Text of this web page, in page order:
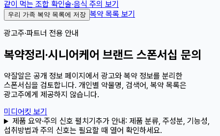
같이 먹는 조합 확인술·음식 주의 보기
우리 가족 복약 목록에 저장 복약 목록 보기
광고주·파트너 전용 안내
복약정리·시니어케어 브랜드 스폰서십 문의
약잘알은 공개 정보 페이지에서 광고와 복약 정보를 분리한
스폰서십을 검토합니다. 개인별 약물명, 검색어, 복약 목록은
광고주에게 제공하지 않습니다.
미디어킷 보기
제품 요약·주의 신호 펼치기 추가 안내: 제품 분류, 주성분, 기능성,
섭취방법과 주의 신호는 필요할 때 열어 확인하세요.